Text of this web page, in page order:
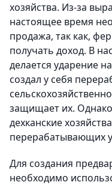
хозяйства. Из-за
настоящее время
продажа, так как,
получать доход. В
делается ударение
создал у себя
защищает их.
дехканские
перерабатывающих
Для создания
необходимо